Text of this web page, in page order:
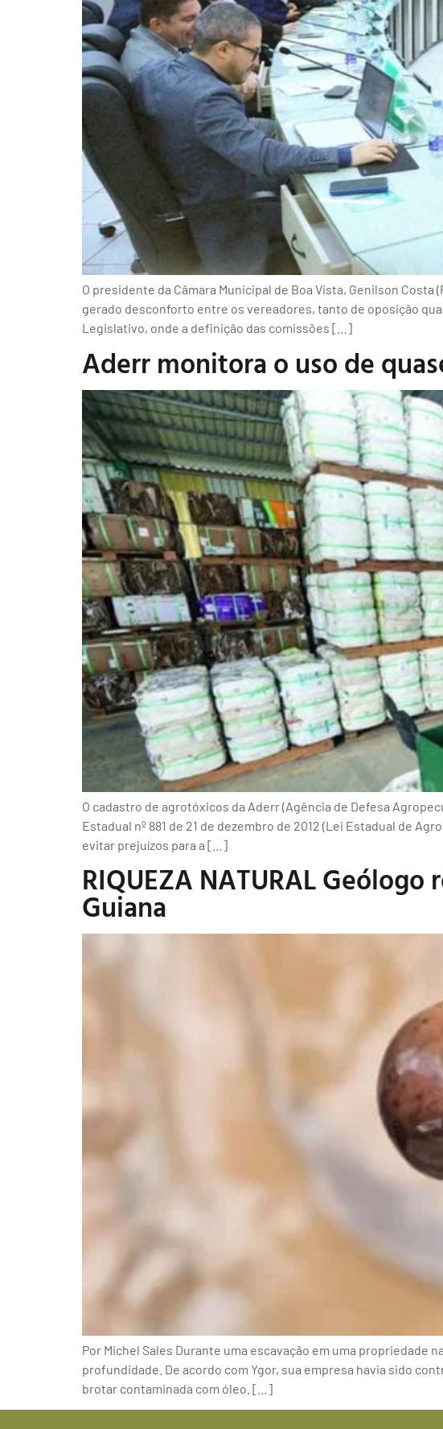
O presidente da Câmara Municipal de Boa Vista, Genilson
gerado desconforto entre os vereadores, tanto de oposição
Legislativo, onde a definição das comissões […]
Aderr monitora o uso de
O cadastro de agrotóxicos da Aderr (Agência de Defesa
Estadual nº 881 de 21 de dezembro de 2012 (Lei Estadual de
evitar prejuízos para a […]
RIQUEZA NATURAL
Guiana
Por Michel Sales Durante uma escavação em uma propriedade
profundidade. De acordo com Ygor, sua empresa havia sido
brotar contaminada com óleo. […]